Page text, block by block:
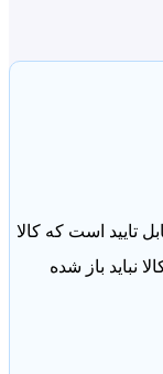
است که کالا
باز شده